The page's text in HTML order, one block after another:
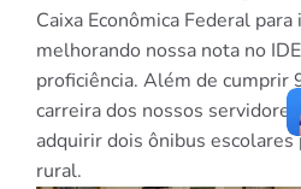
Caixa Econômica Federal
melhorando nossa nota no
proficiência. Além de cumprir
carreira dos nossos
adquirir dois ônibus escolares
rural.